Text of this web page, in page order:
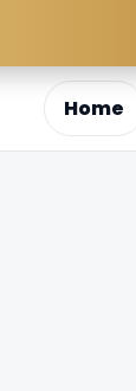
Home